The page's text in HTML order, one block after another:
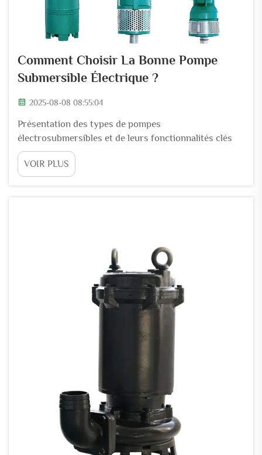
Comment Choisir La Bonne Pompe
Submersible Électrique ?
2025-08-08 08:55:04
Présentation des types de pompes
électrosubmersibles et de leurs fonctionnalités clés
Aperçu des types de pompes électrosubmersibles
(PES) et des fonctions essentielles Les pompes
électrosubmersibles (PES) transforment l'énergie
VOIR PLUS